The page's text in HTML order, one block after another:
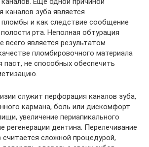
каналов зуба является
и как следствие сообщение
рта. Неполная обтурация
всего является результатом
пломбировочного материала
не способных обеспечить
служит перфорация каналов зуба,
кармана, боль или дискомфорт
увеличение периапикального
регенерации дентина. Перелечивание
считается сложной процедурой,